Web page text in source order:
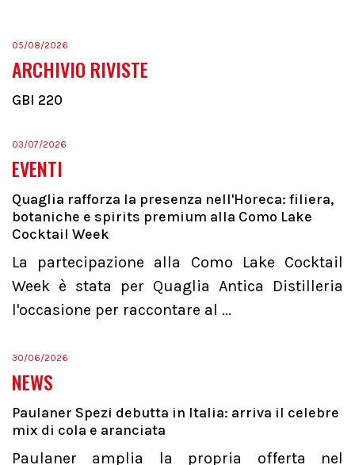
05/08/2026
ARCHIVIO RIVISTE
GBI 220
03/07/2026
EVENTI
Quaglia rafforza la presenza nell'Horeca: filiera,
botaniche e spirits premium alla Como Lake
Cocktail Week
La partecipazione alla Como Lake Cocktail
Week è stata per Quaglia Antica Distilleria
l'occasione per raccontare al ...
30/06/2026
NEWS
Paulaner Spezi debutta in Italia: arriva il celebre
mix di cola e aranciata
Paulaner amplia la propria offerta nel